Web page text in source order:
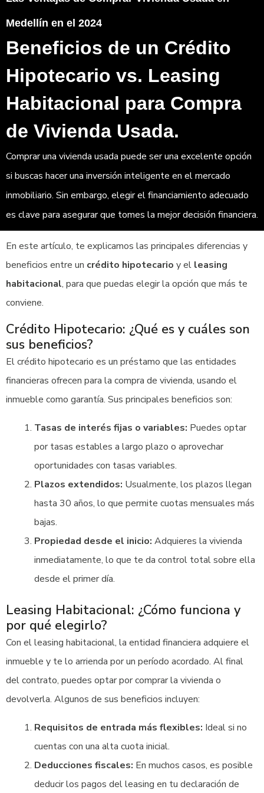
Medellín en el 2024
Beneficios de un Crédito
Hipotecario vs. Leasing
Habitacional para Compra
de Vivienda Usada.
Comprar una vivienda usada puede ser una excelente opción
si buscas hacer una inversión inteligente en el mercado
inmobiliario. Sin embargo, elegir el financiamiento adecuado
es clave para asegurar que tomes la mejor decisión financiera.
En este artículo, te explicamos las principales diferencias y
beneficios entre un crédito hipotecario y el leasing
habitacional, para que puedas elegir la opción que más te
conviene.
Crédito Hipotecario: ¿Qué es y cuáles son
sus beneficios?
El crédito hipotecario es un préstamo que las entidades
financieras ofrecen para la compra de vivienda, usando el
inmueble como garantía. Sus principales beneficios son:
Tasas de interés fijas o variables: Puedes optar
por tasas estables a largo plazo o aprovechar
oportunidades con tasas variables.
Plazos extendidos: Usualmente, los plazos llegan
hasta 30 años, lo que permite cuotas mensuales más
bajas.
Propiedad desde el inicio: Adquieres la vivienda
inmediatamente, lo que te da control total sobre ella
desde el primer día.
Leasing Habitacional: ¿Cómo funciona y
por qué elegirlo?
Con el leasing habitacional, la entidad financiera adquiere el
inmueble y te lo arrienda por un período acordado. Al final
del contrato, puedes optar por comprar la vivienda o
devolverla. Algunos de sus beneficios incluyen:
Requisitos de entrada más flexibles: Ideal si no
cuentas con una alta cuota inicial.
Deducciones fiscales: En muchos casos, es posible
deducir los pagos del leasing en tu declaración de